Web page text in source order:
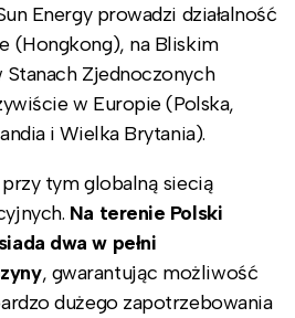
Energy prowadzi działalność
(Hongkong), na Bliskim
Zjednoczonych
w Europie (Polska,
i Wielka Brytania).
tym globalną siecią
Na terenie Polski
dwa w pełni
, gwarantując możliwość
dużego zapotrzebowania